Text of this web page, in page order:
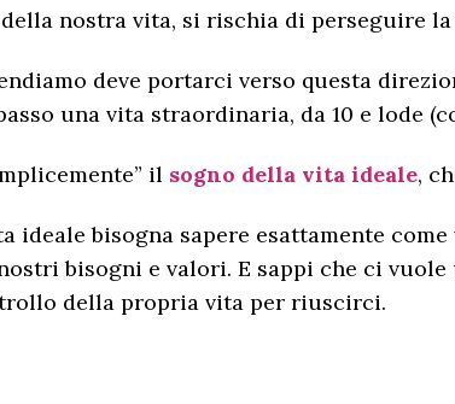
nostra vita, si rischia di perseguire
deve portarci verso questa
una vita straordinaria, da 10 e lode
il sogno della vita ideale,
ideale bisogna sapere esattamente
bisogni e valori. E sappi che ci
della propria vita per riuscirci.